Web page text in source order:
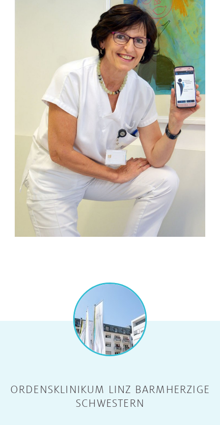
ORDENSKLINIKUM LINZ BARMHERZIGE
SCHWESTERN